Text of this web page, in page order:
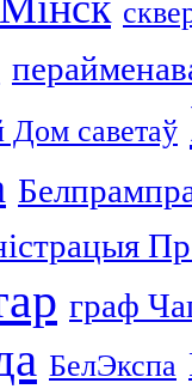
Дом саветаў
граф
БелЭкспа